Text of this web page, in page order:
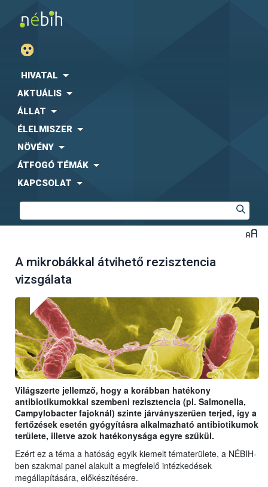
HIVATAL
AKTUÁLIS
ÁLLAT
ÉLELMISZER
NÖVÉNY
ÁTFOGÓ TÉMÁK
KAPCSOLAT
A mikrobákkal átvihető rezisztencia
vizsgálata
Világszerte jellemző, hogy a korábban hatékony
antibiotikumokkal szembeni rezisztencia (pl. Salmonella,
Campylobacter fajoknál) szinte járványszerűen terjed, így a
fertőzések esetén gyógyításra alkalmazható antibiotikumok
területe, illetve azok hatékonysága egyre szűkül.
Ezért ez a téma a hatóság egyik kiemelt tématerülete, a NÉBIH-
ben szakmai panel alakult a megfelelő intézkedések
megállapítására, előkészítésére.